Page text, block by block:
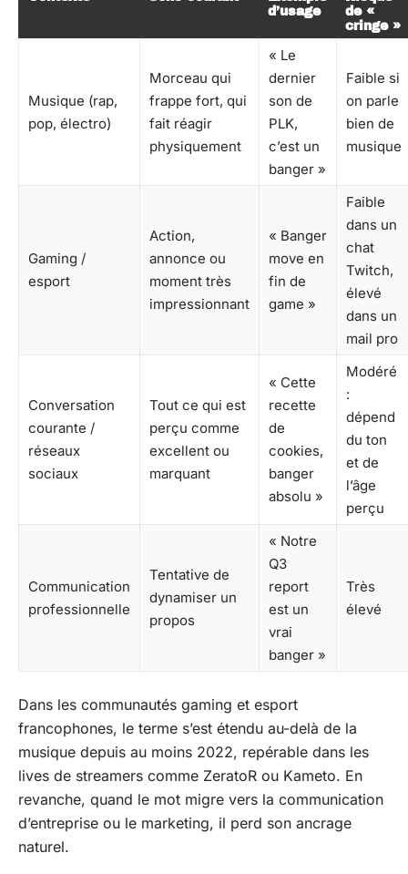
d’usage
de «
cringe »
Musique (rap,
pop, électro)
Morceau qui
frappe fort, qui
fait réagir
physiquement
« Le
dernier
son de
PLK,
c’est un
banger »
Faible si
on parle
bien de
musique
Gaming /
esport
Action,
annonce ou
moment très
impressionnant
« Banger
move en
fin de
game »
Faible
dans un
chat
Twitch,
élevé
dans un
mail pro
Conversation
courante /
réseaux
sociaux
Tout ce qui est
perçu comme
excellent ou
marquant
« Cette
recette
de
cookies,
banger
absolu »
Modéré
:
dépend
du ton
et de
l’âge
perçu
Communication
professionnelle
Tentative de
dynamiser un
propos
« Notre
Q3
report
est un
vrai
banger »
Très
élevé
Dans les communautés gaming et esport
francophones, le terme s’est étendu au-delà de la
musique depuis au moins 2022, repérable dans les
lives de streamers comme ZeratoR ou Kameto. En
revanche, quand le mot migre vers la communication
d’entreprise ou le marketing, il perd son ancrage
naturel.